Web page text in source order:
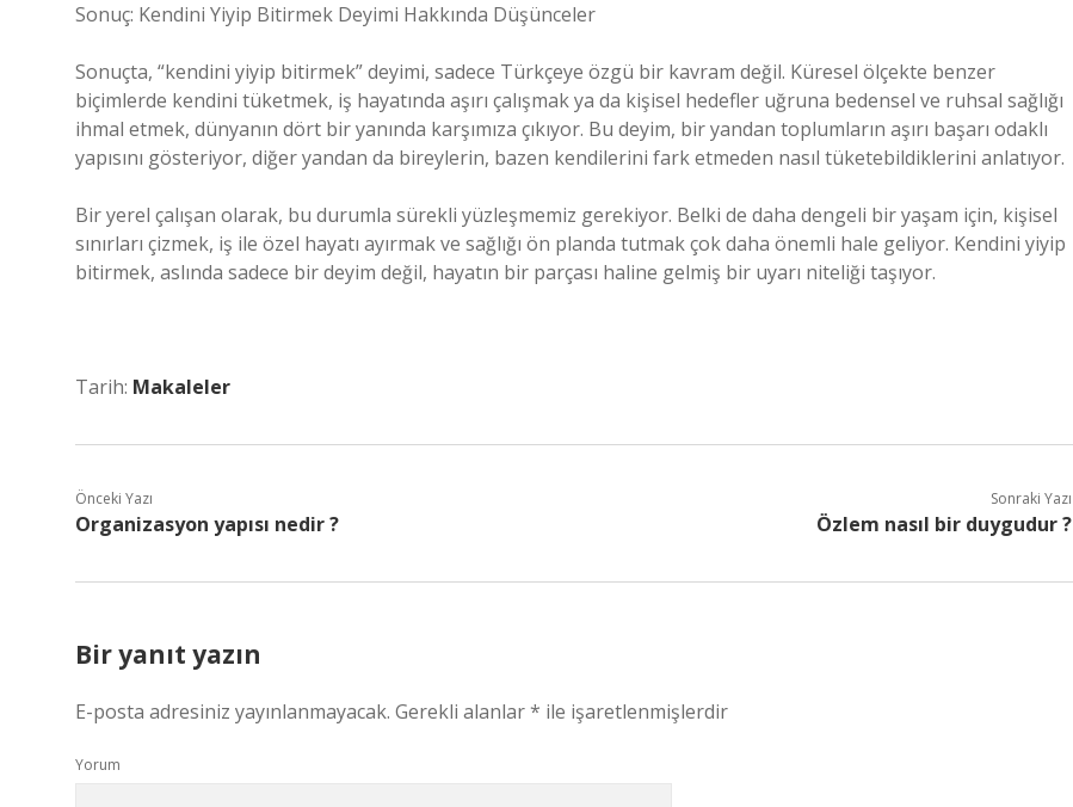
Sonuç: Kendini Yiyip Bitirmek Deyimi Hakkında Düşünceler
Sonuçta, “kendini yiyip bitirmek” deyimi, sadece Türkçeye özgü bir kavram değil. Küresel ölçekte benzer
biçimlerde kendini tüketmek, iş hayatında aşırı çalışmak ya da kişisel hedefler uğruna bedensel ve ruhsal sağlığı
ihmal etmek, dünyanın dört bir yanında karşımıza çıkıyor. Bu deyim, bir yandan toplumların aşırı başarı odaklı
yapısını gösteriyor, diğer yandan da bireylerin, bazen kendilerini fark etmeden nasıl tüketebildiklerini anlatıyor.
Bir yerel çalışan olarak, bu durumla sürekli yüzleşmemiz gerekiyor. Belki de daha dengeli bir yaşam için, kişisel
sınırları çizmek, iş ile özel hayatı ayırmak ve sağlığı ön planda tutmak çok daha önemli hale geliyor. Kendini yiyip
bitirmek, aslında sadece bir deyim değil, hayatın bir parçası haline gelmiş bir uyarı niteliği taşıyor.
Tarih: Makaleler
Önceki Yazı
Organizasyon yapısı nedir ?
Sonraki Yazı
Özlem nasıl bir duygudur ?
Bir yanıt yazın
E-posta adresiniz yayınlanmayacak. Gerekli alanlar* ile işaretlenmişlerdir
Yorum